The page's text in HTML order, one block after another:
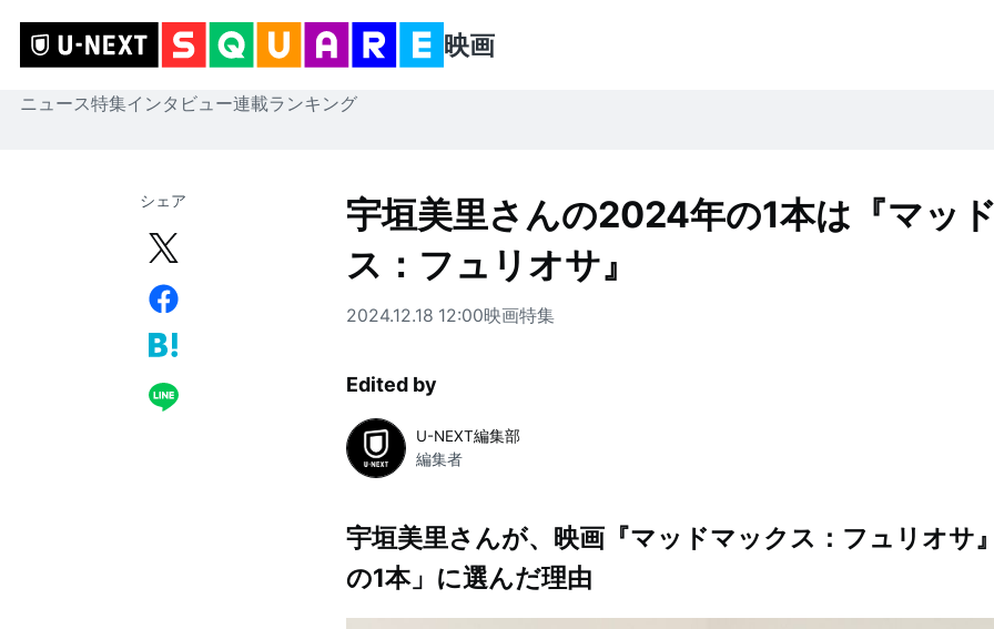
映画
ニュース特集インタビュー連載ランキング
シェア
宇垣美里さんの2024年の1本は『マッ
ス：フュリオサ』
2024.12.18 12:00映画特集
Edited by
U-NEXT編集部
編集者
宇垣美里さんが、映画『マッドマックス：フュリオサ
の1本」に選んだ理由